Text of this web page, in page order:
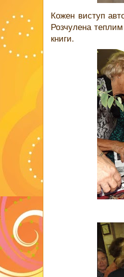
Кожен виступ
Розчулена
книги.